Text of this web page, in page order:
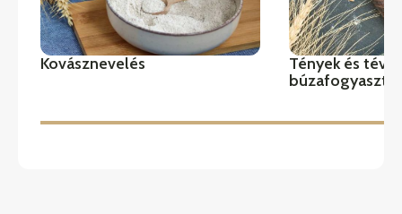
Kovásznevelés
Tények és